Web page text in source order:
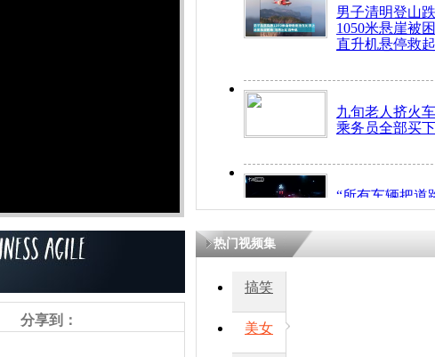
男子清明登山
1050米悬崖被
直升机悬停救起
九旬老人挤火
乘务员全部买下
“所有车辆把道
开！”儿童突发
分享到：
热门视频集
搞笑
美女